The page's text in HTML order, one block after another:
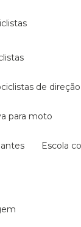
de
para moto
escola